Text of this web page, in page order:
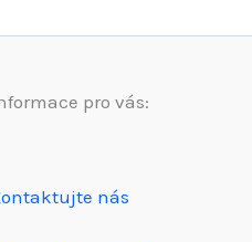
pro vás:
nás